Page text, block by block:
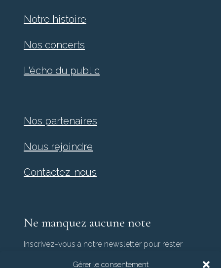
Gérer le consentement
Notre histoire
Nos concerts
L'écho du public
Nos partenaires
Nous rejoindre
Contactez-nous
Ne manquez aucune note
Inscrivez-vous à notre newsletter pour rester